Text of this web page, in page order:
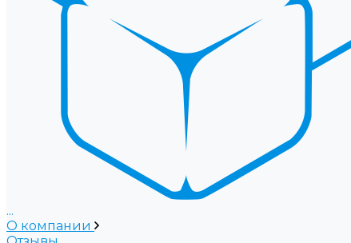
...
О компании